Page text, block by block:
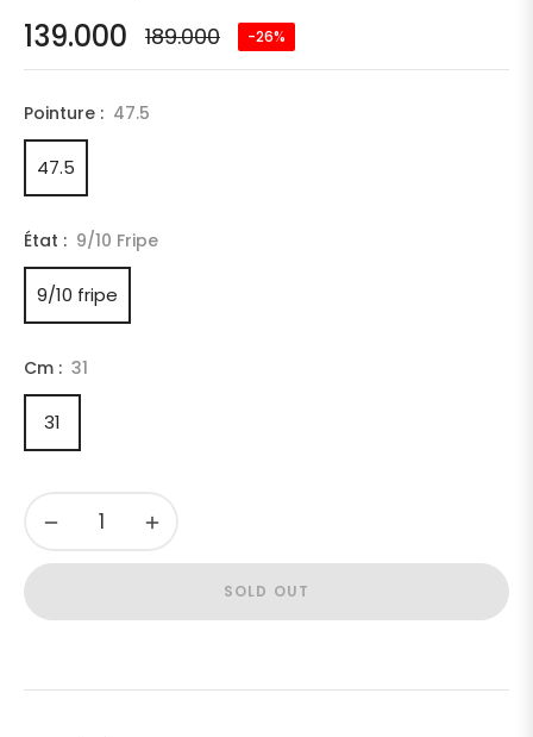
139.000
Prix
habituel
189.000 -26%
Pointure : 47.5
47.5
État : 9/10 Fripe
9/10 fripe
Cm : 31
31
− +
SOLD OUT